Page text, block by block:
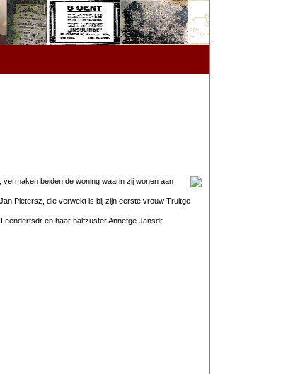
beiden de woning waarin zij wonen aan
Pietersz, die verwekt is bij zijn eerste vrouw Truitge
en haar halfzuster Annetge Jansdr.